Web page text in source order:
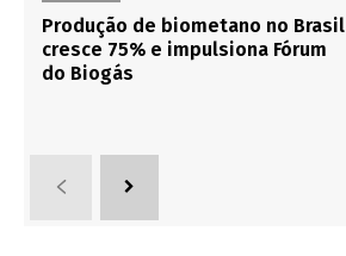
Produção de biometano no Brasil
cresce 75% e impulsiona Fórum
do Biogás